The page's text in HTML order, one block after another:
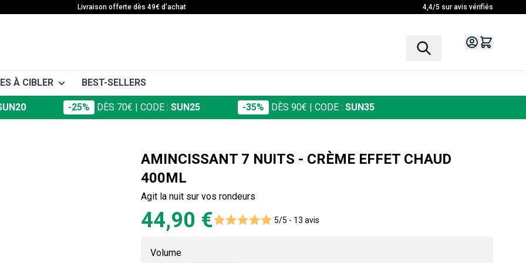
Livraison offerte dès 49€ d'achat 4,4/5 sur avis vérifiés
À CIBLER
& Seins
BEST-SELLERS
-25% DÈS 70€ | CODE : SUN25 -35% DÈS 90€ | CODE : SUN35
AMINCISSANT 7 NUITS - CRÈME EFFET CHAUD
400ML
Agit la nuit sur vos rondeurs
44,90 € 5/5 - 13 avis
Volume